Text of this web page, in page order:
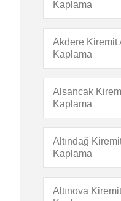
Kaplama
Akdere Kiremit
Kaplama
Alsancak
Kaplama
Altındağ
Kaplama
Altınova